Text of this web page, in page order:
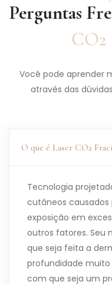
Perguntas
CO2
Você pode aprender
através das
O que é Laser CO2
Tecnologia
cutâneos
exposição em
outros fatores. Seu
que seja feita a
profundidade
com que seja um